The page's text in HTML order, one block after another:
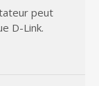
peut
D-Link.